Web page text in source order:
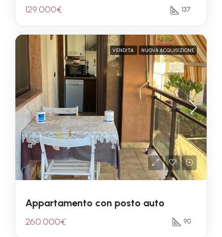
129.000€ 137
VENDITA NUOVA ACQUISIZIONE
Appartamento con posto auto
260.000€ 90